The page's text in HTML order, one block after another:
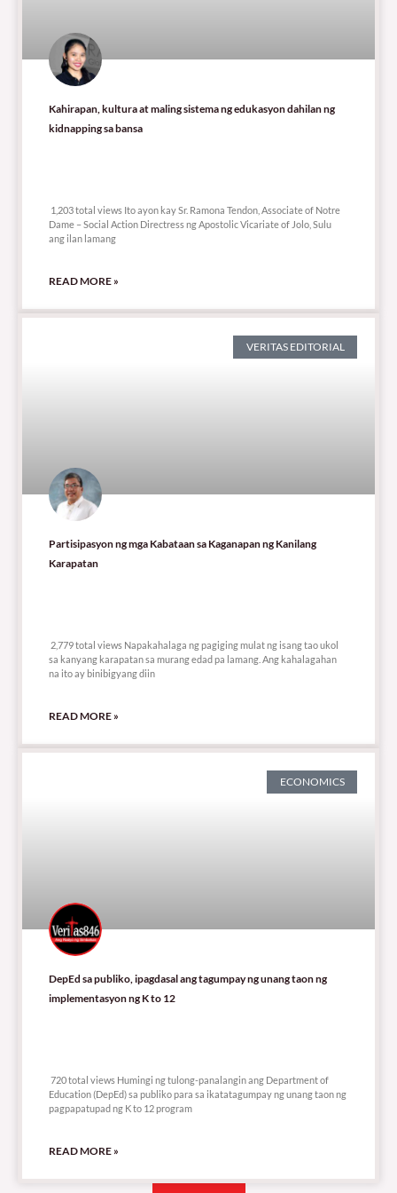
Kahirapan, kultura at maling sistema ng edukasyon dahilan ng
kidnapping sa bansa
1,203 total views Ito ayon kay Sr. Ramona Tendon, Associate of Notre
Dame – Social Action Directress ng Apostolic Vicariate of Jolo, Sulu
ang ilan lamang
READ MORE »
VERITAS EDITORIAL
Partisipasyon ng mga Kabataan sa Kaganapan ng Kanilang
Karapatan
2,779 total views Napakahalaga ng pagiging mulat ng isang tao ukol
sa kanyang karapatan sa murang edad pa lamang. Ang kahalagahan
na ito ay binibigyang diin
READ MORE »
ECONOMICS
DepEd sa publiko, ipagdasal ang tagumpay ng unang taon ng
implementasyon ng K to 12
720 total views Humingi ng tulong-panalangin ang Department of
Education (DepEd) sa publiko para sa ikatatagumpay ng unang taon ng
pagpapatupad ng K to 12 program
READ MORE »